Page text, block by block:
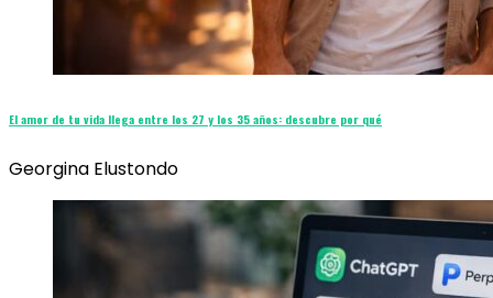
El amor de tu vida llega entre los 27 y los 35 años: descubre por qué
Georgina Elustondo